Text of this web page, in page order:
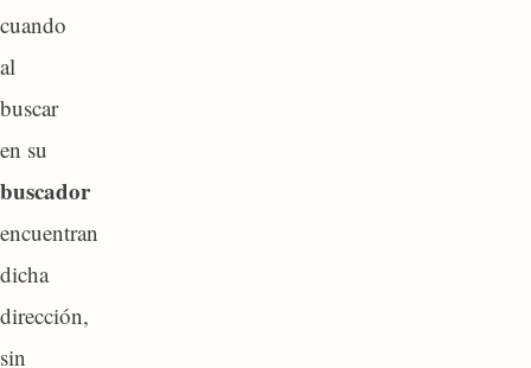
cuando
al
buscar
en su
buscador
encuentran
dicha
dirección,
sin